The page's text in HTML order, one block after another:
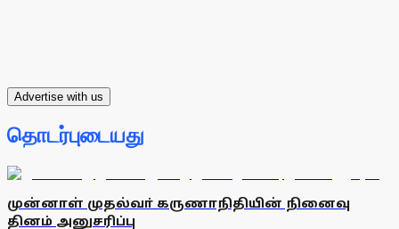
Advertise with us
தொடர்புடையது
முன்னாள் முதல்வா் கருணாநிதியின் நினைவு
தினம் அனுசரிப்பு